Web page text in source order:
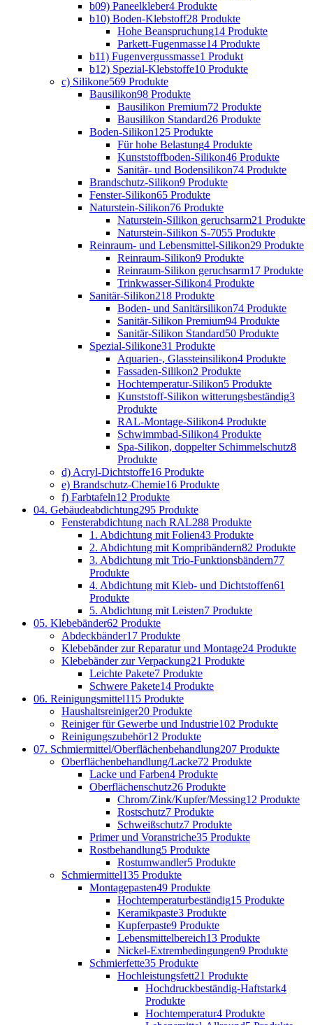
b09) Paneelkleber4 Produkte
b10) Boden-Klebstoff28 Produkte
Hohe Beanspruchung14 Produkte
Parkett-Fugenmasse14 Produkte
b11) Fugenvergussmasse1 Produkt
b12) Spezial-Klebstoffe10 Produkte
c) Silikone569 Produkte
Bausilikon98 Produkte
Bausilikon Premium72 Produkte
Bausilikon Standard26 Produkte
Boden-Silikon125 Produkte
Für hohe Belastung4 Produkte
Kunststoffboden-Silikon46 Produkte
Sanitär- und Bodensilikon74 Produkte
Brandschutz-Silikon9 Produkte
Fenster-Silikon65 Produkte
Naturstein-Silikon76 Produkte
Naturstein-Silikon geruchsarm21 Produkte
Naturstein-Silikon S-7055 Produkte
Reinraum- und Lebensmittel-Silikon29 Produkte
Reinraum-Silikon9 Produkte
Reinraum-Silikon geruchsarm17 Produkte
Trinkwasser-Silikon4 Produkte
Sanitär-Silikon218 Produkte
Boden- und Sanitärsilikon74 Produkte
Sanitär-Silikon Premium94 Produkte
Sanitär-Silikon Standard50 Produkte
Spezial-Silikone31 Produkte
Aquarien-, Glassteinsilikon4 Produkte
Fassaden-Silikon2 Produkte
Hochtemperatur-Silikon5 Produkte
Kunststoff-Silikon witterungsbeständig3
Produkte
RAL-Montage-Silikon4 Produkte
Schwimmbad-Silikon4 Produkte
Spa-Silikon, doppelter Schimmelschutz8
Produkte
d) Acryl-Dichtstoffe16 Produkte
e) Brandschutz-Chemie16 Produkte
f) Farbtafeln12 Produkte
04. Gebäudeabdichtung295 Produkte
Fensterabdichtung nach RAL288 Produkte
1. Abdichtung mit Folien43 Produkte
2. Abdichtung mit Kompribändern82 Produkte
3. Abdichtung mit Trio-Funktionsbändern77
Produkte
4. Abdichtung mit Kleb- und Dichtstoffen61
Produkte
5. Abdichtung mit Leisten7 Produkte
05. Klebebänder62 Produkte
Abdeckbänder17 Produkte
Klebebänder zur Reparatur und Montage24 Produkte
Klebebänder zur Verpackung21 Produkte
Leichte Pakete7 Produkte
Schwere Pakete14 Produkte
06. Reinigungsmittel115 Produkte
Haushaltsreiniger20 Produkte
Reiniger für Gewerbe und Industrie102 Produkte
Reinigungszubehör12 Produkte
07. Schmiermittel/Oberflächenbehandlung207 Produkte
Oberflächenbehandlung/Lacke72 Produkte
Lacke und Farben4 Produkte
Oberflächenschutz26 Produkte
Chrom/Zink/Kupfer/Messing12 Produkte
Rostschutz7 Produkte
Schweißschutz7 Produkte
Primer und Voranstriche35 Produkte
Rostbehandlung5 Produkte
Rostumwandler5 Produkte
Schmiermittel135 Produkte
Montagepasten49 Produkte
Hochtemperaturbeständig15 Produkte
Keramikpaste3 Produkte
Kupferpaste9 Produkte
Lebensmittelbereich13 Produkte
Nickel-Extrembedingungen9 Produkte
Schmierfette35 Produkte
Hochleistungsfett21 Produkte
Hochdruckbeständig-Haftstark4
Produkte
Hochtemperatur4 Produkte